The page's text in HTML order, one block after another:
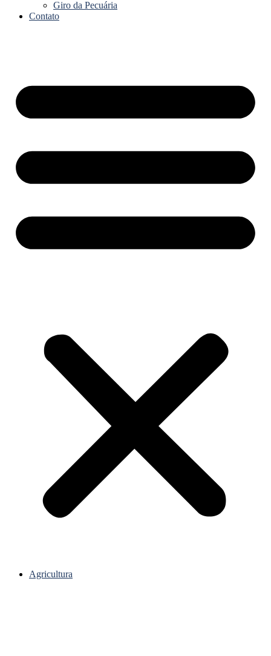
Giro da Pecuária
Contato
Agricultura